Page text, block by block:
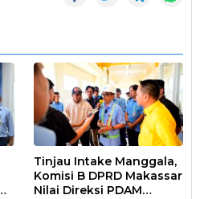
Tinjau Intake Manggala,
Komisi B DPRD Makassar
Nilai Direksi PDAM